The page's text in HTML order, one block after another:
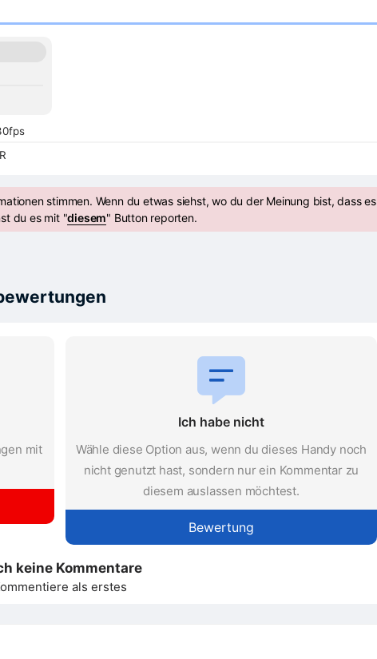
stimmen. Wenn du etwas siehst, wo du der Meinung bist, dass es
du es mit "diesem" Button reporten.
mit
Ich habe nicht
Wähle diese Option aus, wenn du dieses Handy noch
nicht genutzt hast, sondern nur ein Kommentar zu
diesem auslassen möchtest.
Bewertung
keine Kommentare
als erstes